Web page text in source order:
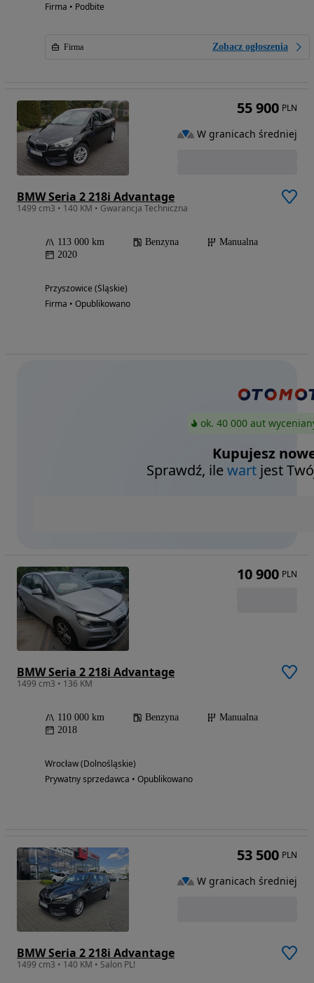
Firma • Podbite
Firma Zobacz ogłoszenia
BMW Seria 2 218i Advantage
1499 cm3 • 140 KM • Gwarancja Techniczna
113 000 km Benzyna
Manualna
2020
Przyszowice (Śląskie)
Firma • Opublikowano
55 900 PLN
W granicach średniej
ok. 40 000 aut
Kupujesz
Sprawdź, ilewart jest
BMW Seria 2 218i Advantage
1499 cm3 • 136 KM
110 000 km Benzyna
Manualna
2018
Wrocław (Dolnośląskie)
Prywatny sprzedawca • Opublikowano
10 900 PLN
BMW Seria 2 218i Advantage
1499 cm3 • 140 KM • Salon PL!
53 500 PLN
W granicach średniej